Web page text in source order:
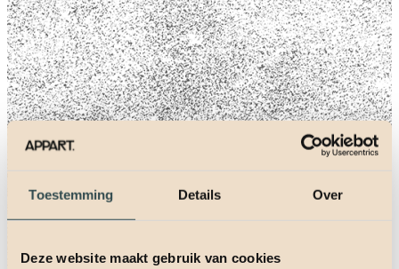
Toestemming Details Over
Deze website maakt gebruik van cookies